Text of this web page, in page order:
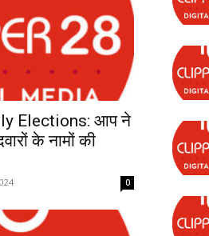
Elections: आप ने
के नामों की
0